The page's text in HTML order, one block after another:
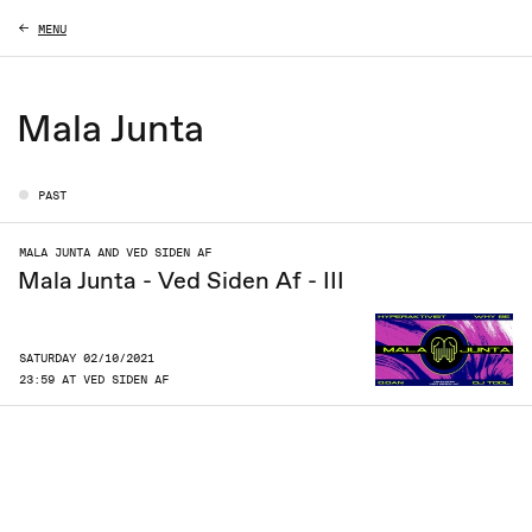
Mala Junta
PAST
MALA JUNTA AND VED SIDEN AF
Mala Junta - Ved Siden Af - III
SATURDAY 02/10/2021
23:59 AT VED SIDEN AF
MENU